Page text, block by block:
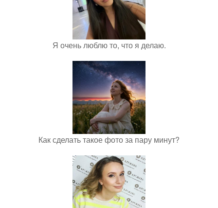
Я очень люблю то, что я делаю.
Как сделать такое фото за пару минут?